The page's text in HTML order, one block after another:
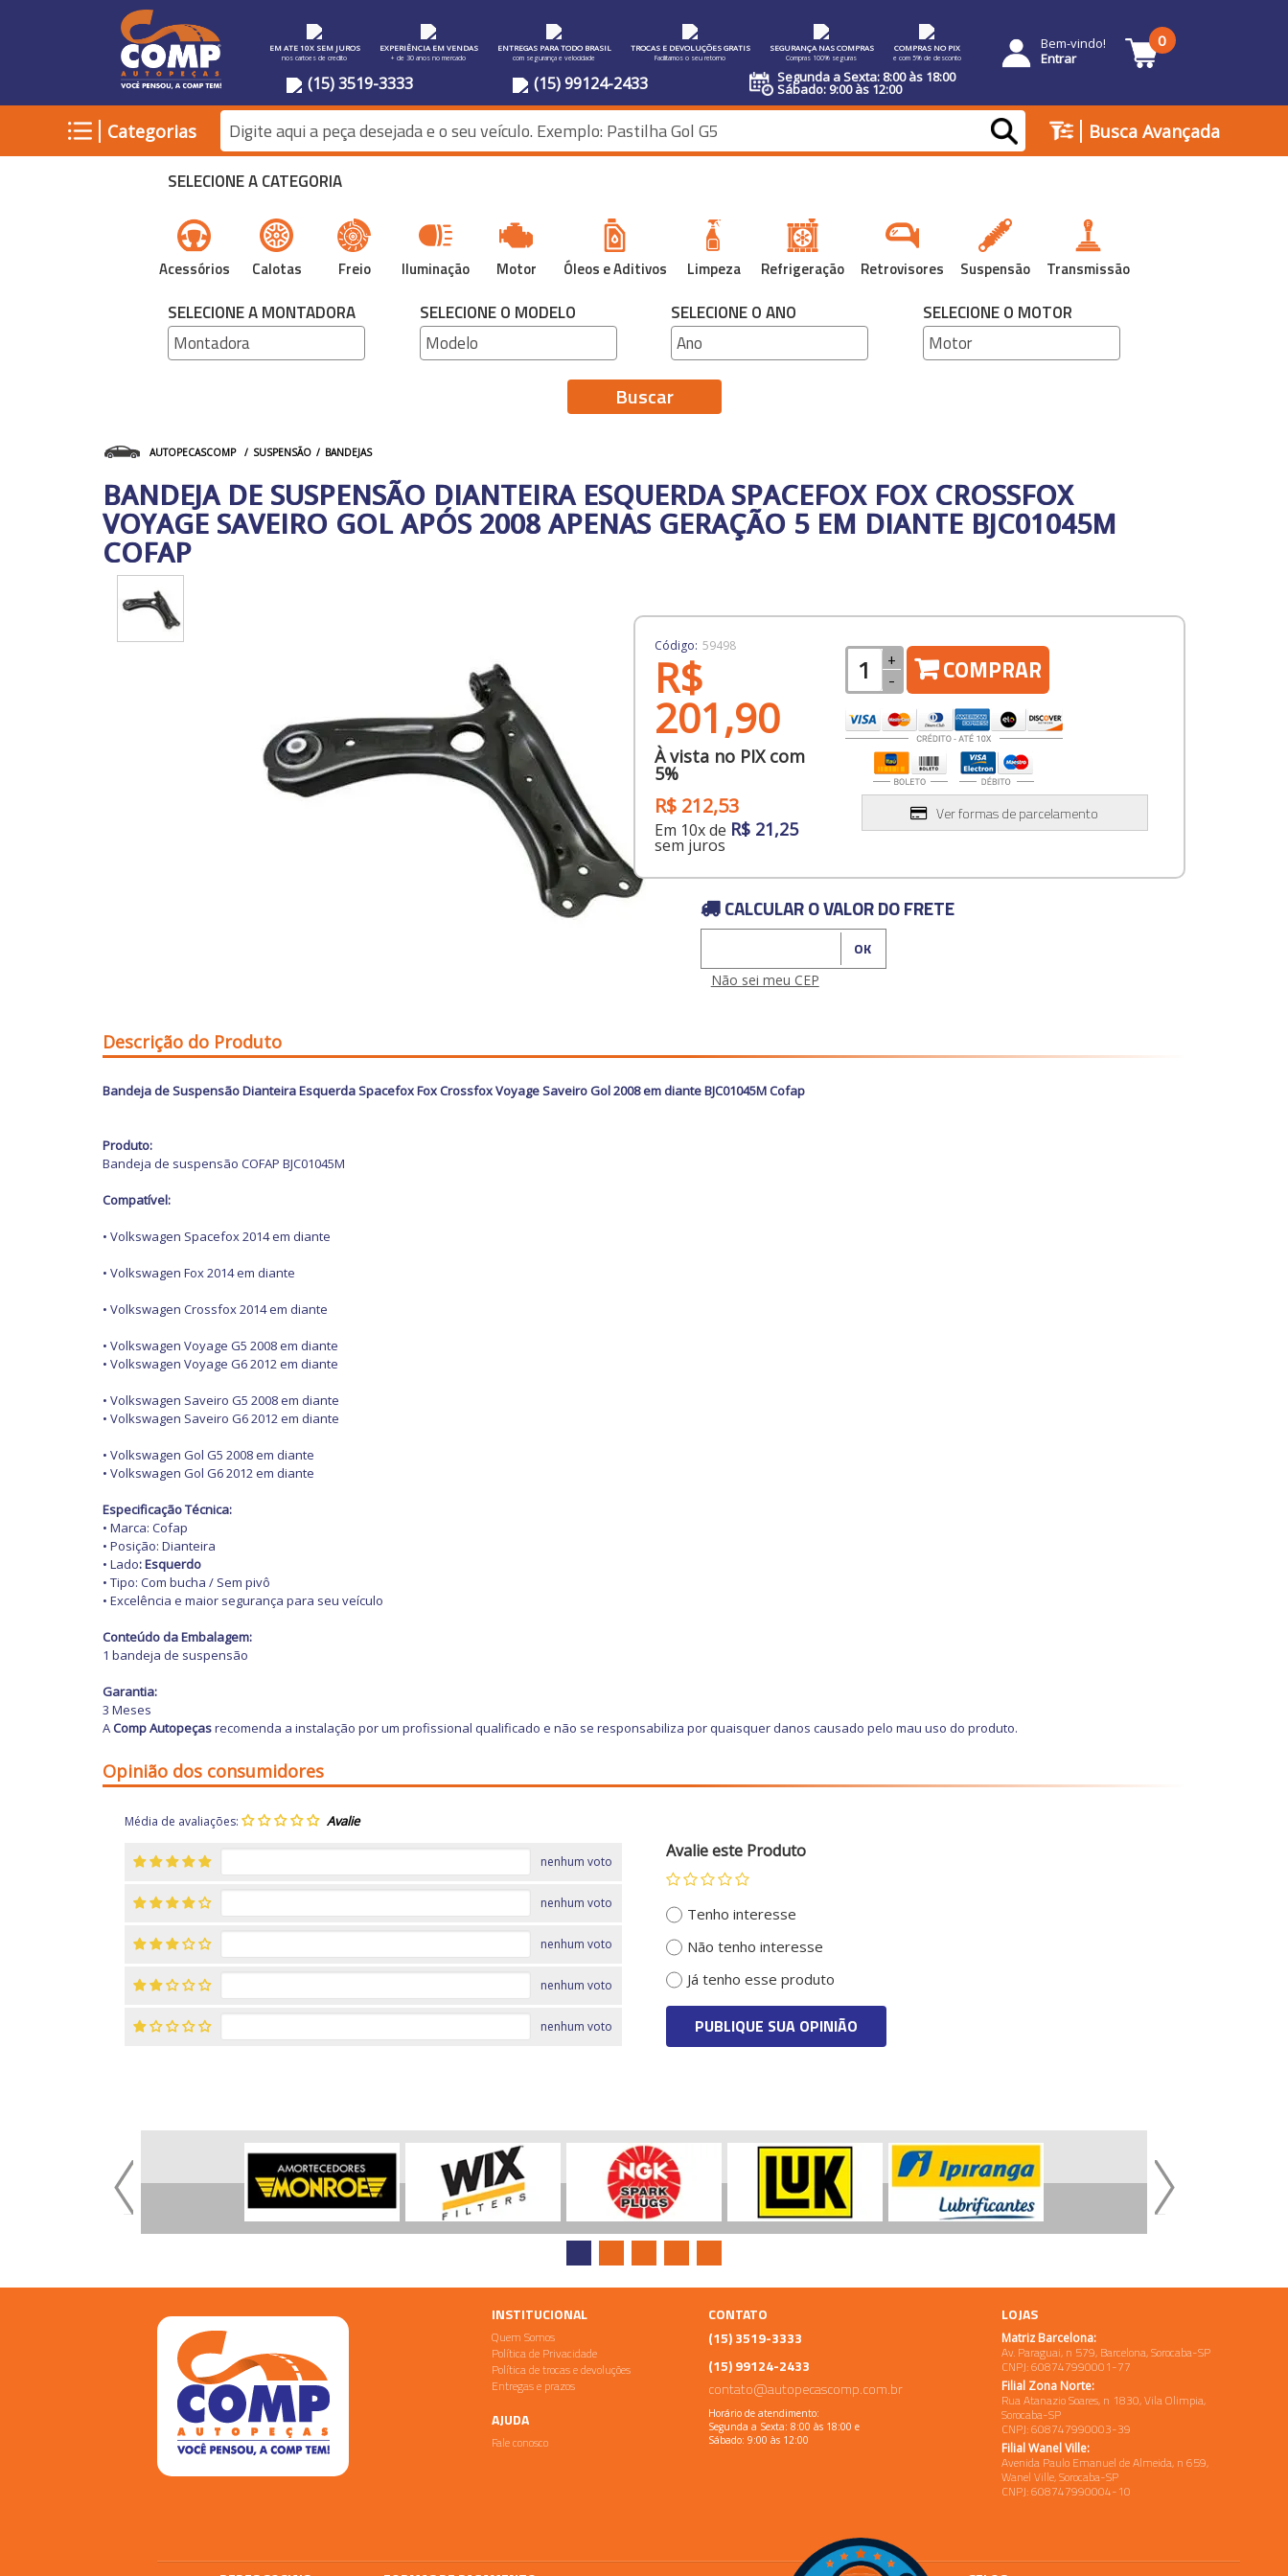
EM ATE 10X SEM JUROS
nos cartoes de credito
EXPERIÊNCIA EM VENDAS
+ de 30 anos no mercado
ENTREGAS PARA TODO BRASIL
com segurança e velocidade
TROCAS E DEVOLUÇÕES GRATIS
Facilitamos o seu retorno
SEGURANÇA NAS COMPRAS
Compras 100% seguras
COMPRAS NO PIX
e com 5% de desconto
(15) 3519-3333 (15) 99124-2433 Segunda a Sexta: 8:00 às 18:00
Sábado: 9:00 às 12:00
Bem-vindo!
Entrar
0
| Categorias | Busca Avançada
SELECIONE A CATEGORIA
Acessórios Calotas Freio Iluminação Motor Óleos e Aditivos Limpeza Refrigeração Retrovisores Suspensão Transmissão
SELECIONE A MONTADORA SELECIONE O MODELO SELECIONE O ANO SELECIONE O MOTOR
Buscar
AUTOPECASCOMP SUSPENSÃO BANDEJAS
BANDEJA DE SUSPENSÃO DIANTEIRA ESQUERDA SPACEFOX FOX CROSSFOX
VOYAGE SAVEIRO GOL APÓS 2008 APENAS GERAÇÃO 5 EM DIANTE BJC01045M
COFAP
Código: 59498
R$
201,90
À vista no PIX com
5%
R$ 212,53
Em 10x de R$ 21,25
sem juros
+
-
COMPRAR
Ver formas de parcelamento
CALCULAR O VALOR DO FRETE
Não sei meu CEP
Descrição do Produto
Bandeja de Suspensão Dianteira Esquerda Spacefox Fox Crossfox Voyage Saveiro Gol 2008 em diante BJC01045M Cofap
Produto:
Bandeja de suspensão COFAP BJC01045M
Compatível:
• Volkswagen Spacefox 2014 em diante
• Volkswagen Fox 2014 em diante
• Volkswagen Crossfox 2014 em diante
• Volkswagen Voyage G5 2008 em diante
• Volkswagen Voyage G6 2012 em diante
• Volkswagen Saveiro G5 2008 em diante
• Volkswagen Saveiro G6 2012 em diante
• Volkswagen Gol G5 2008 em diante
• Volkswagen Gol G6 2012 em diante
Especificação Técnica:
• Marca: Cofap
• Posição: Dianteira
• Lado: Esquerdo
• Tipo: Com bucha / Sem pivô
• Excelência e maior segurança para seu veículo
Conteúdo da Embalagem:
1 bandeja de suspensão
Garantia:
3 Meses
AComp Autopeçasrecomenda a instalação por um profissional qualificado e não se responsabiliza por quaisquer danos causado pelo mau uso do produto.
Opinião dos consumidores
Média de avaliações:
nenhum voto
nenhum voto
nenhum voto
nenhum voto
nenhum voto
Avalie este Produto
Tenho interesse
Não tenho interesse
Já tenho esse produto
PUBLIQUE SUA OPINIÃO
INSTITUCIONAL
Quem Somos
Política de Privacidade
Política de trocas e devoluções
Entregas e prazos
AJUDA
Fale conosco
CONTATO
(15) 3519-3333
(15) 99124-2433
contato@autopecascomp.com.br
Horário de atendimento:
Segunda a Sexta: 8:00 às 18:00 e
Sábado: 9:00 às 12:00
LOJAS
Matriz Barcelona:
Av. Paraguai, n 579, Barcelona, Sorocaba-SP
CNPJ: 608747990001-77
Filial Zona Norte:
Rua Atanazio Soares, n 1830, Vila Olimpia,
Sorocaba-SP
CNPJ: 608747990003-39
Filial Wanel Ville:
Avenida Paulo Emanuel de Almeida, n 659,
Wanel Ville, Sorocaba-SP
CNPJ: 608747990004-10